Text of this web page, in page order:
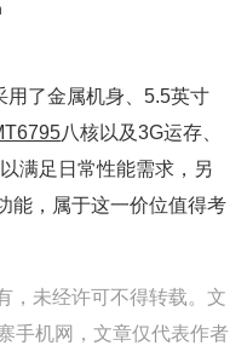
用了金属机身、5.5英寸
八核以及3G运存、
满足日常性能需求，另
能，属于这一价位值得考
，未经许可不得转载。文
手机网，文章仅代表作者